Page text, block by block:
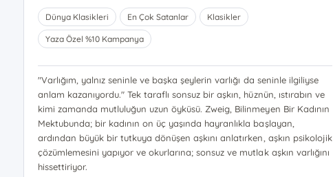
Dünya Klasikleri En Çok Satanlar Klasikler
Yaza Özel %10 Kampanya
"Varlığım, yalnız seninle ve başka şeylerin varlığı da seninle ilgiliyse
anlam kazanıyordu." Tek taraflı sonsuz bir aşkın, hüznün, ıstırabın ve
kimi zamanda mutluluğun uzun öyküsü. Zweig, Bilinmeyen Bir Kadının
Mektubunda; bir kadının on üç yaşında hayranlıkla başlayan,
ardından büyük bir tutkuya dönüşen aşkını anlatırken, aşkın psikolojik
çözümlemesini yapıyor ve okurlarına; sonsuz ve mutlak aşkın varlığını
hissettiriyor.